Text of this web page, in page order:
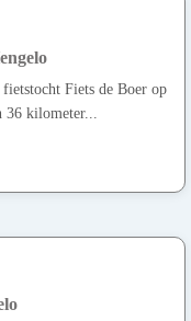
Fiets de Boer op
36 kilometer...